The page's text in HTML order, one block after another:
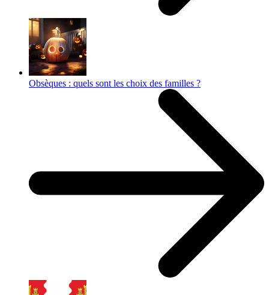
Obsèques : quels sont les choix des familles ?